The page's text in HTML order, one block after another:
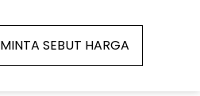
MINTA SEBUT HARGA